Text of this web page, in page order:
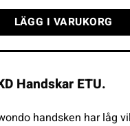
LÄGG I VARUKORG
Handskar ETU.
handsken har låg